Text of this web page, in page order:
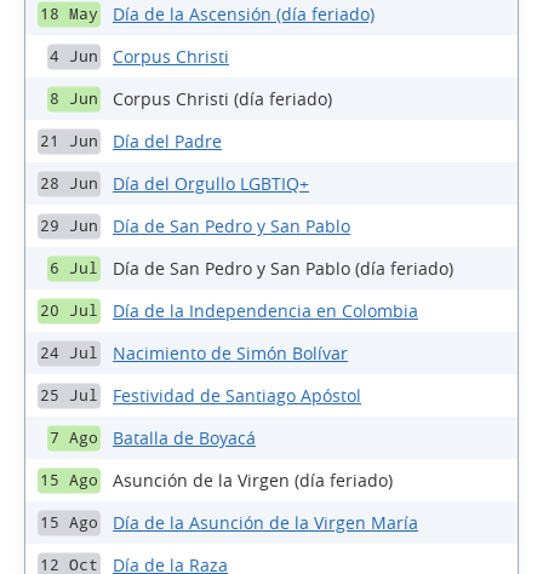
18 May Día de la Ascensión (día feriado)
4 Jun Corpus Christi
8 Jun Corpus Christi (día feriado)
21 Jun Día del Padre
28 Jun Día del Orgullo LGBTIQ+
29 Jun Día de San Pedro y San Pablo
6 Jul Día de San Pedro y San Pablo (día feriado)
20 Jul Día de la Independencia en Colombia
24 Jul Nacimiento de Simón Bolívar
25 Jul Festividad de Santiago Apóstol
7 Ago Batalla de Boyacá
15 Ago Asunción de la Virgen (día feriado)
15 Ago Día de la Asunción de la Virgen María
12 Oct Día de la Raza